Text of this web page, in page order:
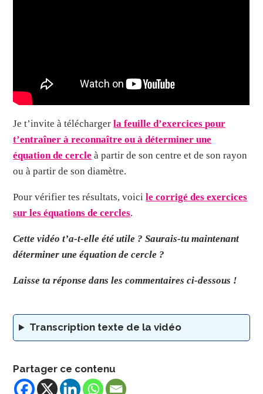
Je t’invite à téléchargerla feuille d’exercices pour
t’entraîner à reconnaître ou à déterminer une
équation de cercle à partir de son centre et de son rayon
ou à partir de son diamètre.
Pour vérifier tes résultats, voicile corrigé des exercices
sur les équations de cercles.
Cette vidéo t’a-t-elle été utile ? Saurais-tu maintenant
déterminer une équation de cercle ?
Laisse ta réponse dans les commentaires ci-dessous !
Transcription texte de la vidéo
Partager ce contenu